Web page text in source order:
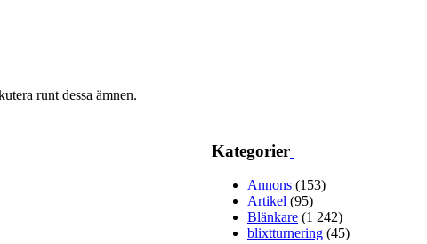
runt dessa ämnen.
Kategorier
Annons (153)
Artikel (95)
Blänkare (1 242)
blixtturnering (45)